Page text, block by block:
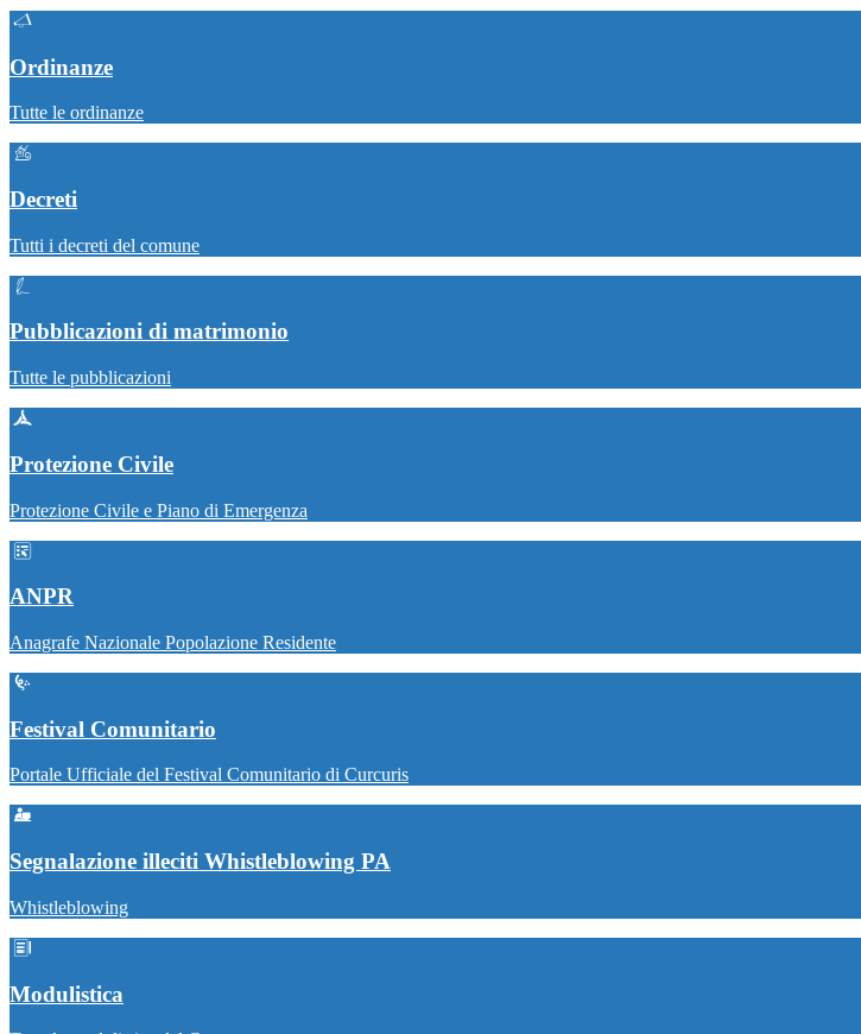
Ordinanze
Tutte le ordinanze
Decreti
Tutti i decreti del comune
Pubblicazioni di matrimonio
Tutte le pubblicazioni
Protezione Civile
Protezione Civile e Piano di Emergenza
ANPR
Anagrafe Nazionale Popolazione Residente
Festival Comunitario
Portale Ufficiale del Festival Comunitario di Curcuris
Segnalazione illeciti Whistleblowing PA
Whistleblowing
Modulistica